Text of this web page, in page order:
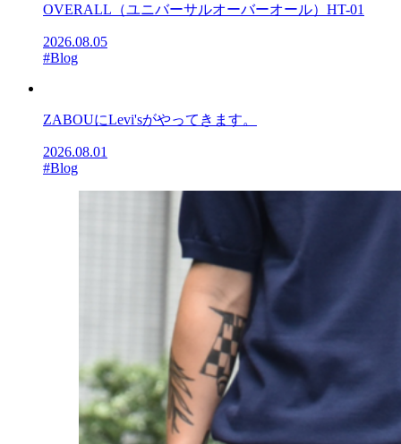
OVERALL（ユニバーサルオーバーオール）HT-01
2026.08.05
#Blog
ZABOUにLevi'sがやってきます。
2026.08.01
#Blog